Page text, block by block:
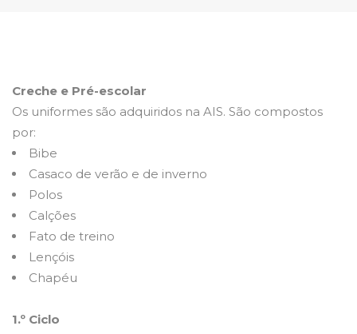
Creche e Pré-escolar
Os uniformes são adquiridos na AIS. São compostos
por:
Bibe
Casaco de verão e de inverno
Polos
Calções
Fato de treino
Lençóis
Chapéu
1.º Ciclo